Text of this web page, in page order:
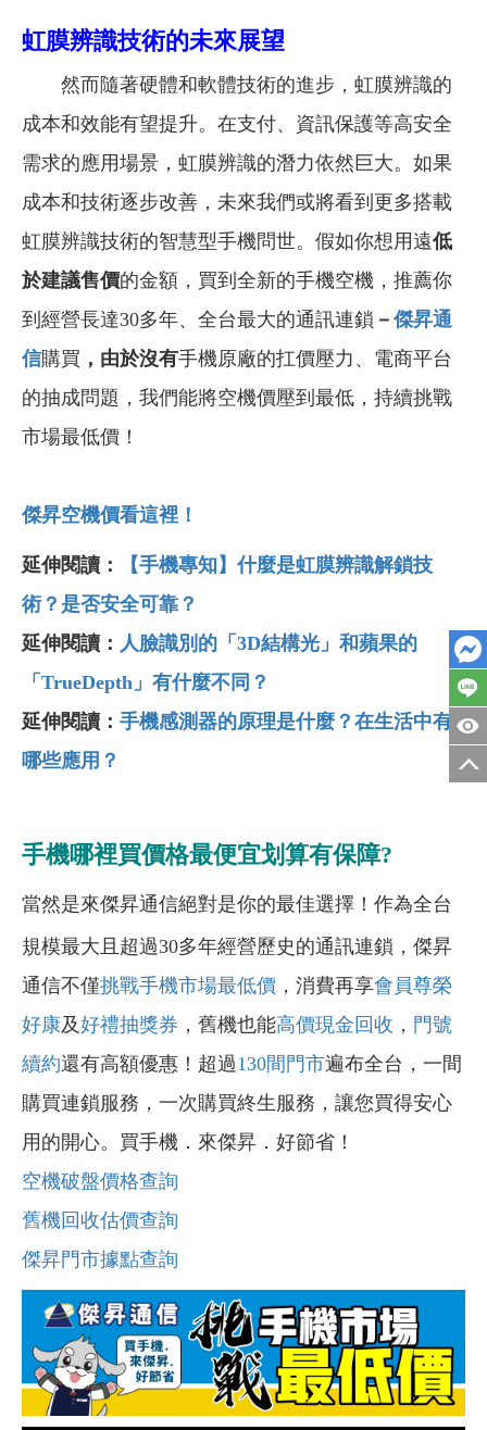
虹膜辨識技術的未來展望
然而隨著硬體和軟體技術的進步，虹膜辨識的
成本和效能有望提升。在支付、資訊保護等高安全
需求的應用場景，虹膜辨識的潛力依然巨大。如果
成本和技術逐步改善，未來我們或將看到更多搭載
虹膜辨識技術的智慧型手機問世。假如你想用遠低
於建議售價的金額，買到全新的手機空機，推薦你
到經營長達30多年、全台最大的通訊連鎖 － 傑昇通
信購買 ，由於沒有手機原廠的扛價壓力、電商平台
的抽成問題，我們能將空機價壓到最低，持續挑戰
市場最低價！
傑昇空機價看這裡！
延伸閱讀：
【手機專知】什麼是虹膜辨識解鎖技
術？是否安全可靠？
延伸閱讀： 人臉識別的「3D結構光」和蘋果的
「TrueDepth」有什麼不同？
延伸閱讀： 手機感測器的原理是什麼？在生活中有
哪些應用？
手機哪裡買價格最便宜划算有保障?
當然是來傑昇通信絕對是你的最佳選擇！作為全台
規模最大且超過30多年經營歷史的通訊連鎖，傑昇
通信不僅挑戰手機市場最低價 ，消費再享會員尊榮
好康及好禮抽獎券 ，舊機也能高價現金回收 ， 門號
續約還有高額優惠！超過130間門市遍布全台，一間
購買連鎖服務，一次購買終生服務，讓您買得安心
用的開心。買手機．來傑昇．好節省！
空機破盤價格查詢
舊機回收估價查詢
傑昇門市據點查詢